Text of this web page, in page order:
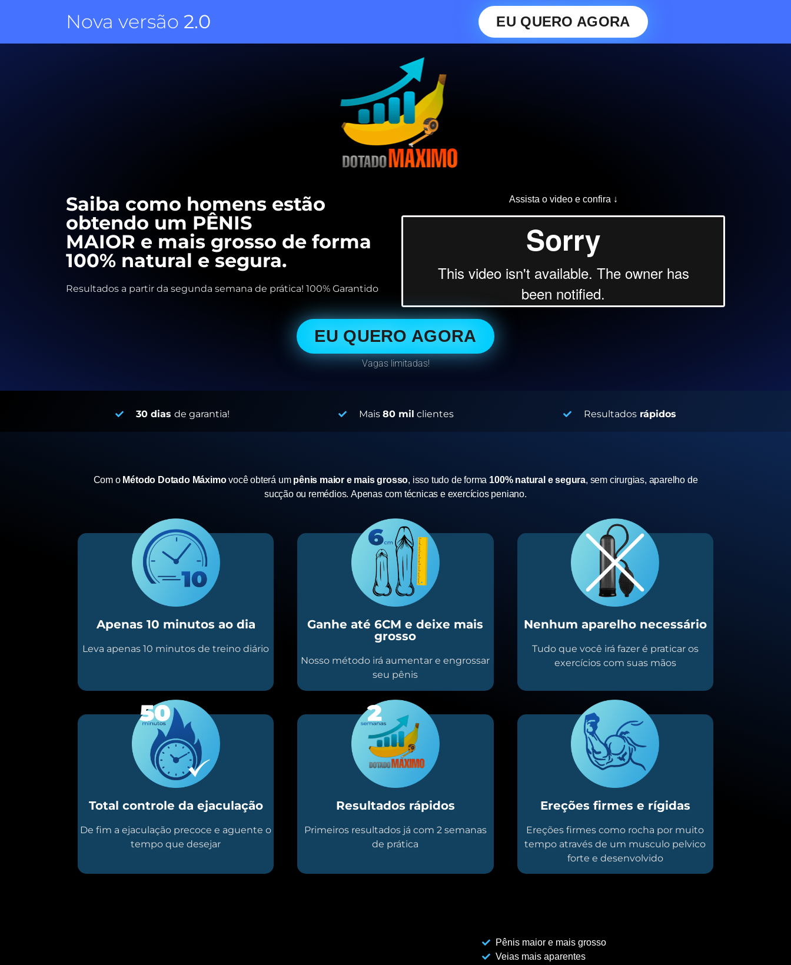
Nova versão 2.0 EU QUERO AGORA
Saiba como homens estão
obtendo um PÊNIS
MAIOR e mais grosso de forma
100% natural e segura.
Resultados a partir da segunda semana de prática! 100% Garantido
Assista o video e confira ↓
EU QUERO AGORA
Vagas limitadas!
30 dias de garantia! Mais 80 mil clientes Resultadosrápidos
Com o Método Dotado Máximovocê obterá um pênis maior e mais grosso, isso tudo de forma 100% natural e segura, sem cirurgias, aparelho de
sucção ou remédios.Apenas com técnicas e exercícios peniano.
Apenas 10 minutos ao dia
Leva apenas 10 minutos de treino diário
Ganhe até 6CM e deixe mais
grosso
Nosso método irá aumentar e engrossar
seu pênis
Nenhum aparelho necessário
Tudo que você irá fazer é praticar os
exercícios com suas mãos
Total controle da ejaculação
De fim a ejaculação precoce e aguente o
tempo que desejar
Resultados rápidos
Primeiros resultados já com 2 semanas
de prática
Ereções firmes e rígidas
Ereções firmes como rocha por muito
tempo através de um musculo pelvico
forte e desenvolvido
Pênis maior e mais grosso
Veias mais aparentes